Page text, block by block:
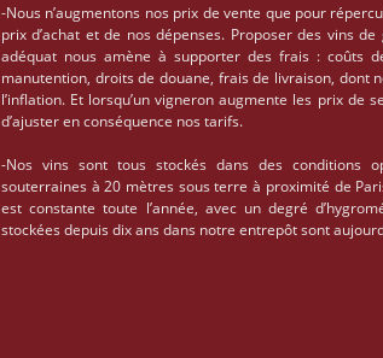
-Nous n’augmentons nos prix de vente que pour
prix d’achat et de nos dépenses. Proposer des vins
adéquat nous amène à supporter des frais : coûts
manutention, droits de douane, frais de livraison, dont
l’inflation. Et lorsqu’un vigneron augmente les prix de
d’ajuster en conséquence nos tarifs.
-Nos vins sont tous stockés dans des conditions
souterraines à 20 mètres sous terre à proximité de
est constante toute l’année, avec un degré
stockées depuis dix ans dans notre entrepôt sont